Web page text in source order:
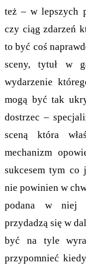
też – w lepszych
czy ciąg zdarzeń
to być coś
sceny, tytuł w
wydarzenie
mogą być tak
dostrzec –
sceną która
mechanizm
sukcesem tym co
nie powinien w
podana w niej
przydadzą się w
być na tyle
przypomnieć